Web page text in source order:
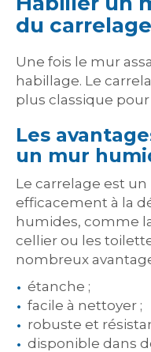
du carrelage
Une fois le mur
habillage. Le
plus classique
Les
un mur
Le carrelage est
efficacement à la
humides, comme
cellier ou les
nombreux
étanche ;
facile à nettoyer ;
robuste et
disponible dans